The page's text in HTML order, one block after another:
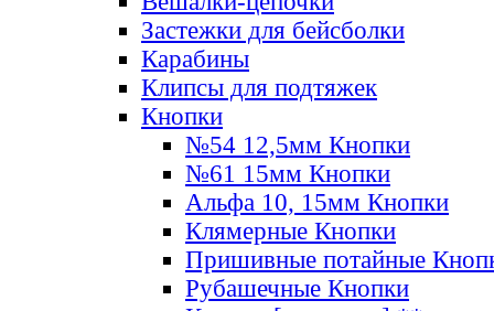
Застежки для бейсболки
Карабины
Клипсы для подтяжек
Кнопки
№54 12,5мм Кнопки
№61 15мм Кнопки
Альфа 10, 15мм Кнопки
Клямерные Кнопки
Пришивные потайные
Рубашечные Кнопки